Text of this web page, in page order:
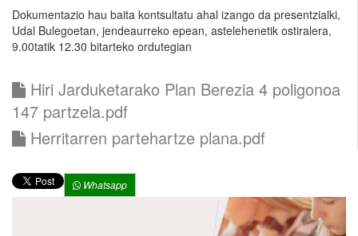
Dokumentazio hau baita kontsultatu ahal izango da presentzialki,
Udal Bulegoetan, jendeaurreko epean, astelehenetik ostiralera,
9.00tatik 12.30 bitarteko ordutegian
Hiri Jarduketarako Plan Berezia 4 poligonoa
147 partzela.pdf
Herritarren partehartze plana.pdf
Whatsapp